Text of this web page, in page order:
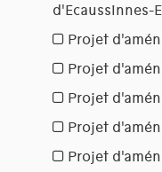
d'Ecaussinnes-
Projet
Projet
Projet
Projet
Projet